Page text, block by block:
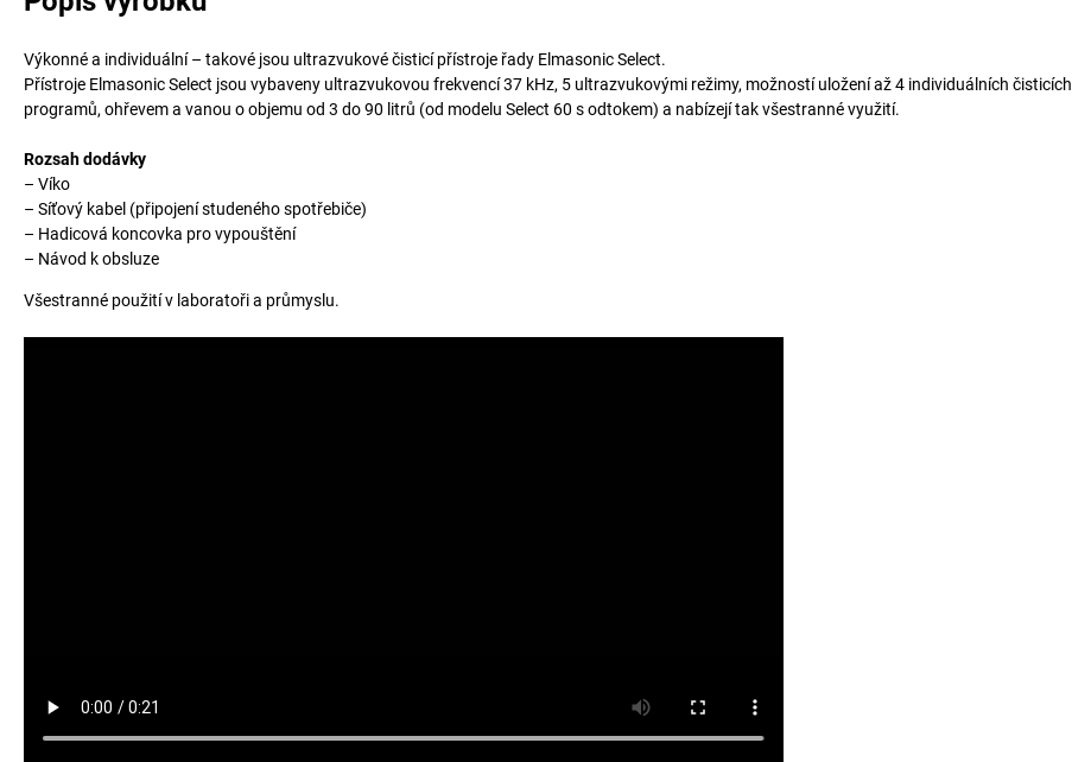
Výkonné a individuální – takové jsou ultrazvukové čisticí přístroje řady Elmasonic Select.
Přístroje Elmasonic Select jsou vybaveny ultrazvukovou frekvencí 37 kHz, 5 ultrazvukovými režimy, možností uložení až 4 individuálních čisticích
programů, ohřevem a vanou o objemu od 3 do 90 litrů (od modelu Select 60 s odtokem) a nabízejí tak všestranné využití.
Rozsah dodávky
– Víko
– Síťový kabel (připojení studeného spotřebiče)
– Hadicová koncovka pro vypouštění
– Návod k obsluze
Všestranné použití v laboratoři a průmyslu.